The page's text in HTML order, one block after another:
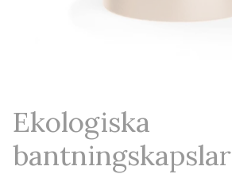
Ekologiska
bantningskapslar